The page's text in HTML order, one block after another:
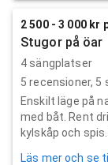
2 500 - 3 000 kr
Stugor på öar
4 sängplatser
5 recensioner, 5
Enskilt läge på
med båt. Rent
kylskåp och spis.
Läs mer och se